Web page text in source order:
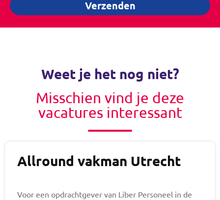
Verzenden
Weet je het nog niet?
Misschien vind je deze
vacatures interessant
Allround vakman Utrecht
Voor een opdrachtgever van Liber Personeel in de